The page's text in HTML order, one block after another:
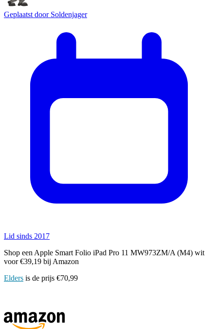
Geplaatst door Soldenjager
Lid sinds 2017
Shop een Apple Smart Folio iPad Pro 11 MW973ZM/A (M4) wit
voor €39,19 bij Amazon
Elders is de prijs €70,99